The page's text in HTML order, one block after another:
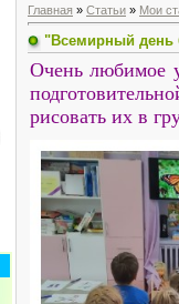
Главная » Статьи » Мои
"Всемирный день
Очень любимое
рисовать их в